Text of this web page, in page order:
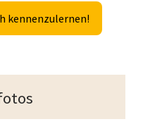
kennenzulernen!